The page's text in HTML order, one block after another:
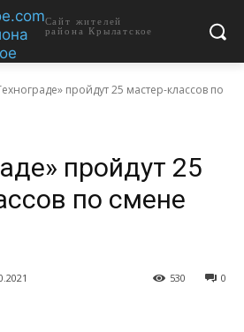
Сайт жителей
района Крылатское
пройдут 25 мастер-классов по
пройдут 25
по смене
0
530